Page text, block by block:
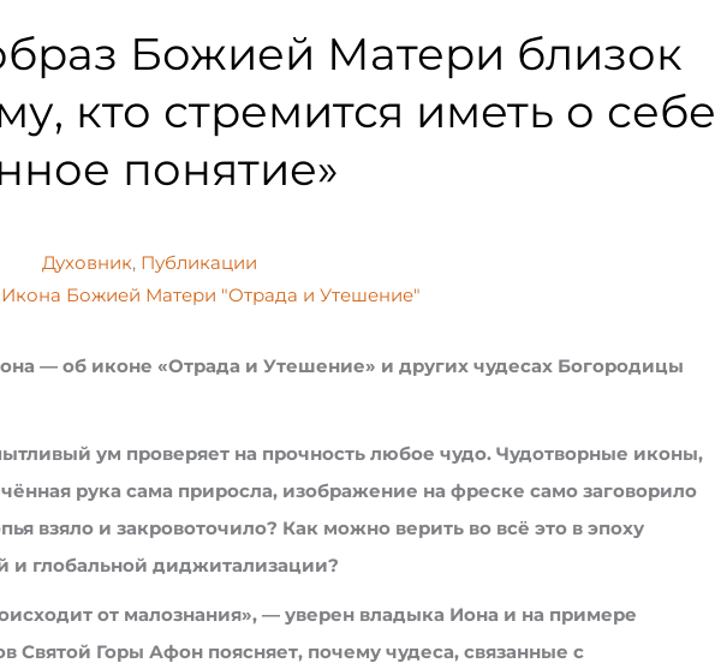
Божией Матери близок
кто стремится иметь о себе
понятие»
Духовник, Публикации
Икона Божией Матери "Отрада и Утешение"
— об иконе «Отрада и Утешение» и других чудесах Богородицы
ум проверяет на прочность любое чудо. Чудотворные иконы,
рука сама приросла, изображение на фреске само заговорило
взяло и закровоточило? Как можно верить во всё это в эпоху
и глобальной диджитализации?
от малознания», — уверен владыка Иона и на примере
Святой Горы Афон поясняет, почему чудеса, связанные с